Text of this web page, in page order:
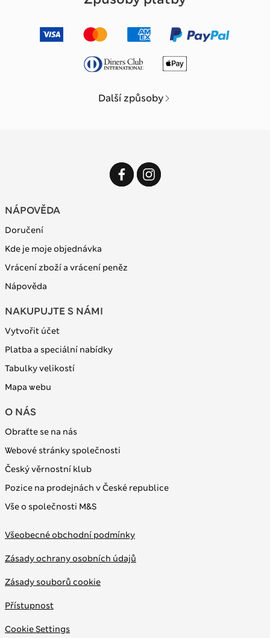
Další způsoby
NÁPOVĚDA
Doručení
Kde je moje objednávka
Vrácení zboží a vrácení peněz
Nápověda
NAKUPUJTE S NÁMI
Vytvořit účet
Platba a speciální nabídky
Tabulky velikostí
Mapa webu
O NÁS
Obraťte se na nás
Webové stránky společnosti
Český věrnostní klub
Pozice na prodejnách v České republice
Vše o společnosti M&S
Všeobecné obchodní podmínky
Zásady ochrany osobních údajů
Zásady souborů cookie
Přístupnost
Cookie Settings